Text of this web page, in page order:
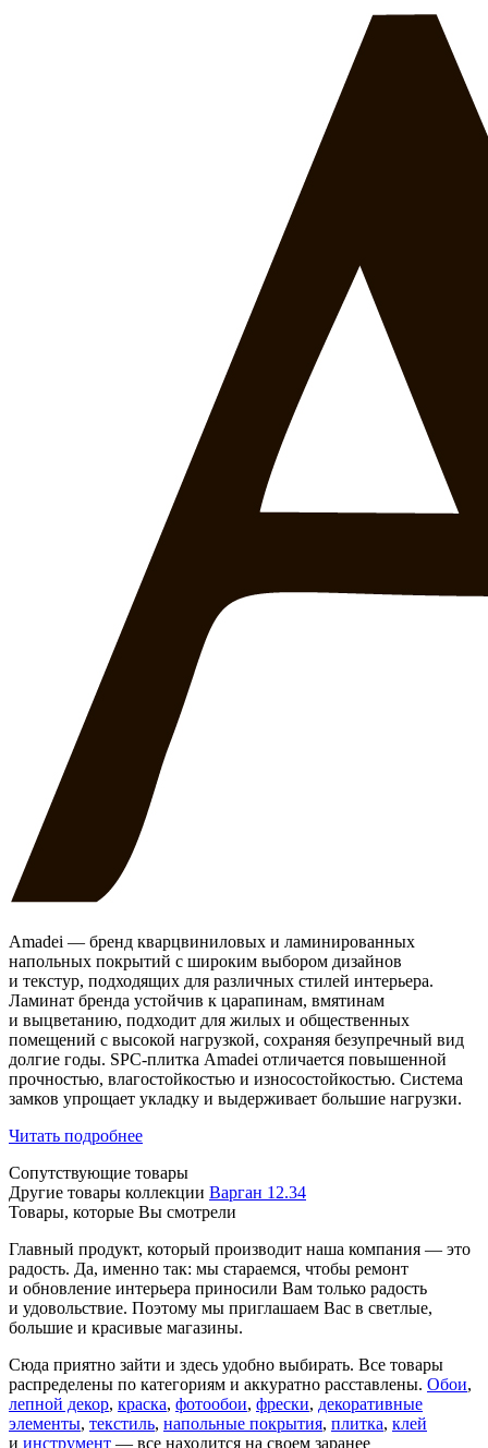
Amadei — бренд кварцвиниловых и ламинированных
напольных покрытий с широким выбором дизайнов
и текстур, подходящих для различных стилей интерьера.
Ламинат бренда устойчив к царапинам, вмятинам
и выцветанию, подходит для жилых и общественных
помещений с высокой нагрузкой, сохраняя безупречный вид
долгие годы. SPC-плитка Amadei отличается повышенной
прочностью, влагостойкостью и износостойкостью. Система
замков упрощает укладку и выдерживает большие нагрузки.
Читать подробнее
Сопутствующие товары
Другие товары коллекции Варган 12.34
Товары, которые Вы смотрели
Главный продукт, который производит наша компания — это
радость. Да, именно так: мы стараемся, чтобы ремонт
и обновление интерьера приносили Вам только радость
и удовольствие. Поэтому мы приглашаем Вас в светлые,
большие и красивые магазины.
Сюда приятно зайти и здесь удобно выбирать. Все товары
распределены по категориям и аккуратно расставлены. Обои,
лепной декор, краска, фотообои, фрески, декоративные
элементы, текстиль, напольные покрытия, плитка, клей
и инструмент — все находится на своем заранее